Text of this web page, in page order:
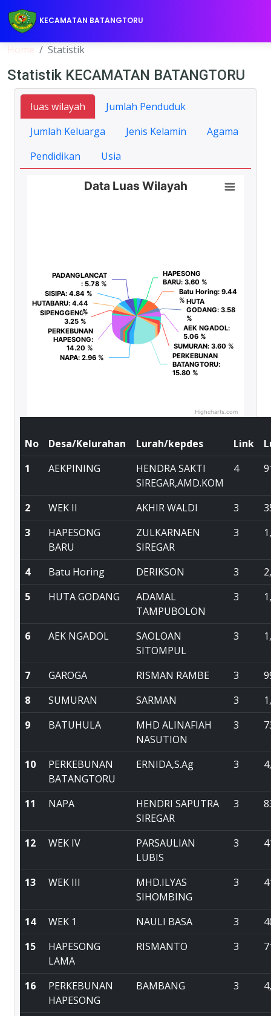
KECAMATAN BATANGTORU
Home Statistik
Statistik KECAMATAN BATANGTORU
luas wilayah
Jumlah Penduduk
Jumlah Keluarga
Jenis Kelamin
Agama
Pendidikan
Usia
Data Luas Wilayah
HAPESONG
BARU: 3.60 %
HAPESONG
BARU: 3.60 %
Batu Horing: 9.44
%
Batu Horing: 9.44
% HUTA
GODANG: 3.58
%
HUTA
GODANG: 3.58
%
AEK NGADOL:
5.06 %
AEK NGADOL:
5.06 %
SUMURAN: 3.60 %
SUMURAN: 3.60 %
PERKEBUNAN
BATANGTORU:
15.80 %
PERKEBUNAN
BATANGTORU:
15.80 %
NAPA: 2.96 %
NAPA: 2.96 %
PERKEBUNAN
HAPESONG:
14.20 %
PERKEBUNAN
HAPESONG:
14.20 %
SIPENGGENG:
3.25 %
SIPENGGENG:
3.25 %
HUTABARU: 4.44
%
HUTABARU: 4.44
%
SISIPA: 4.84 %
SISIPA: 4.84 %
PADANGLANCAT
: 5.78 %
PADANGLANCAT
: 5.78 %
Highcharts.com
No Desa/Kelurahan Lurah/kepdes Link
1
AEKPINING
HENDRA SAKTI
SIREGAR,AMD.KOM
4
2 WEK II AKHIR WALDI 3
3
HAPESONG
BARU
ZULKARNAEN
SIREGAR
3
4 Batu Horing DERIKSON 3
5
HUTA GODANG
ADAMAL
TAMPUBOLON
3
6 AEK NGADOL
SAOLOAN
SITOMPUL
3
7 GAROGA RISMAN RAMBE 3
8
SUMURAN SARMAN 3
9
BATUHULA
MHD ALINAFIAH
NASUTION
3
10
PERKEBUNAN
BATANGTORU
ERNIDA,S.Ag 3
11 NAPA
HENDRI SAPUTRA
SIREGAR
3
12 WEK IV
PARSAULIAN
LUBIS
3
13 WEK III
MHD.ILYAS
SIHOMBING
3
14 WEK 1 NAULI BASA 3
15
HAPESONG
LAMA
RISMANTO 3
16
PERKEBUNAN
HAPESONG
BAMBANG 3